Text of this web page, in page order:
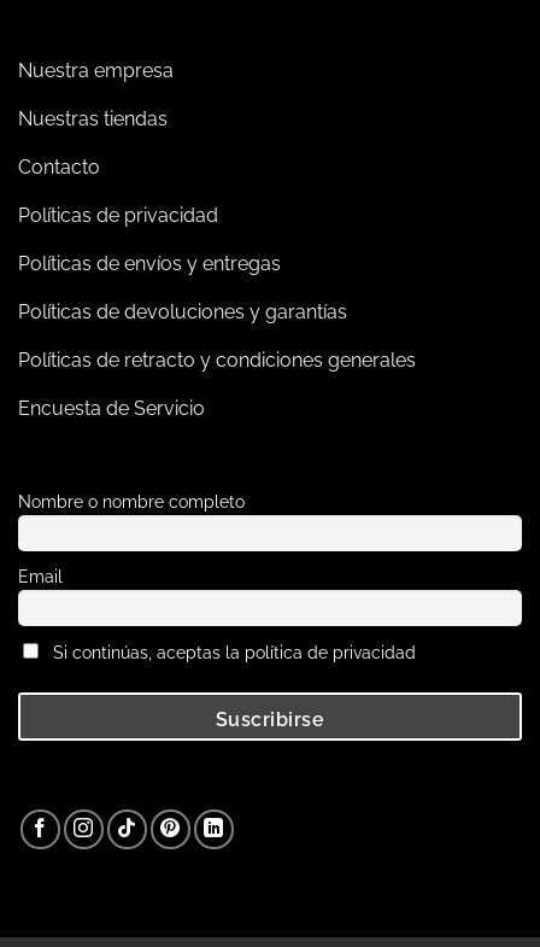
Nuestra empresa
Nuestras tiendas
Contacto
Políticas de privacidad
Políticas de envíos y entregas
Políticas de devoluciones y garantías
Políticas de retracto y condiciones generales
Encuesta de Servicio
Nombre o nombre completo
Email
Si continúas, aceptas la política de privacidad